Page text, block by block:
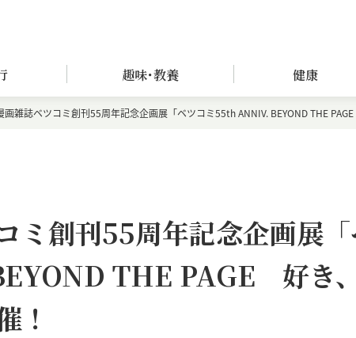
趣味･教養 健康
画雑誌ベツコミ創刊55周年記念企画展「ベツコミ55th ANNIV. BEYOND THE
ミ創刊55周年記念企画展「
THE PAGE 好き
！